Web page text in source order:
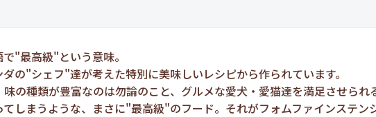
"最高級"という意味。
の"シェフ"達が考えた特別に美味しいレシピから作られています。
の種類が豊富なのは勿論のこと、グルメな愛犬・愛猫達を満足させら
しまうような、まさに"最高級"のフード。それがフォムファインステン